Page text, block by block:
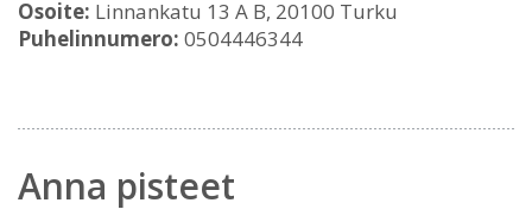
Osoite: Linnankatu 13 A B, 20100 Turku
Puhelinnumero: 0504446344
Anna pisteet